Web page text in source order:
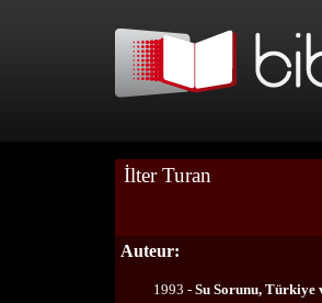
İlter Turan
Auteur:
1993 - Su Sorunu, Türkiye